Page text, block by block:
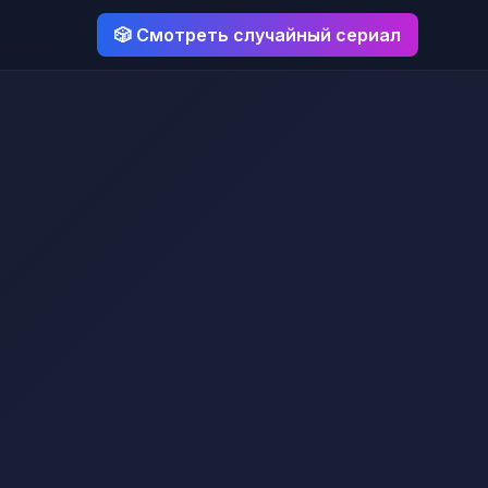
🎲 Смотреть случайный сериал